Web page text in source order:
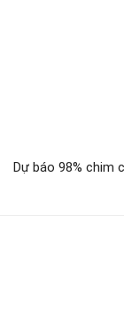
Dự báo 98% chim